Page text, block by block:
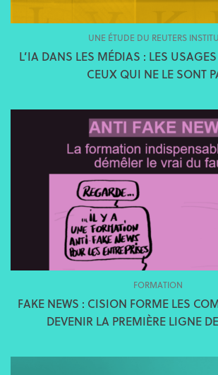
UNE ÉTUDE DU REUTERS
L’IA DANS LES MÉDIAS : LES
CEUX QUI NE LE SONT
FORMATION
FAKE NEWS : CISION FORME LES
DEVENIR LA PREMIÈRE LIGNE